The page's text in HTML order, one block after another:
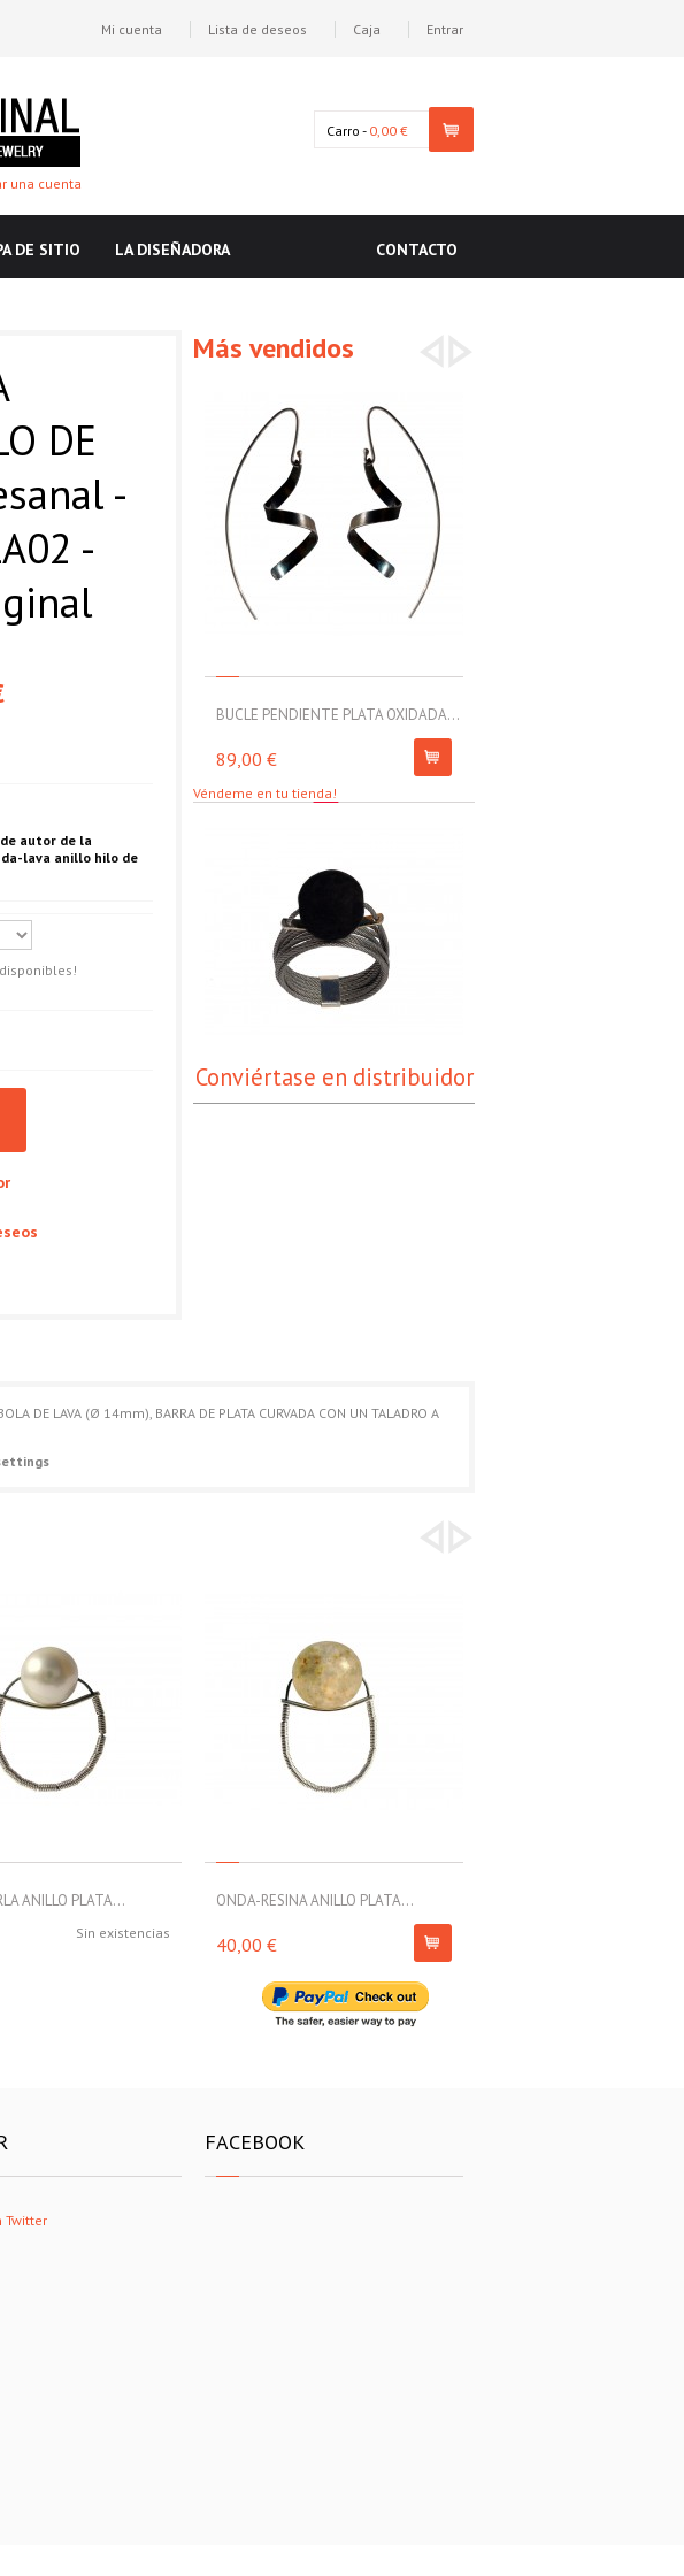
Mi cuenta Lista de deseos Caja Entrar
una cuenta
Carro - 0,00 €
DE SITIO LA DISEÑADORA CONTACTO
DE
-
-
autor de la
lava anillo hilo de
Más vendidos
BUCLE PENDIENTE PLATA OXIDADA...
89,00 €
Véndeme en tu tienda!
Conviértase en distribuidor
DE LAVA (Ø 14mm), BARRA DE PLATA CURVADA CON UN TALADRO A
ANILLO PLATA...
Sin existencias
ONDA-RESINA ANILLO PLATA...
40,00 €
Twitter
FACEBOOK